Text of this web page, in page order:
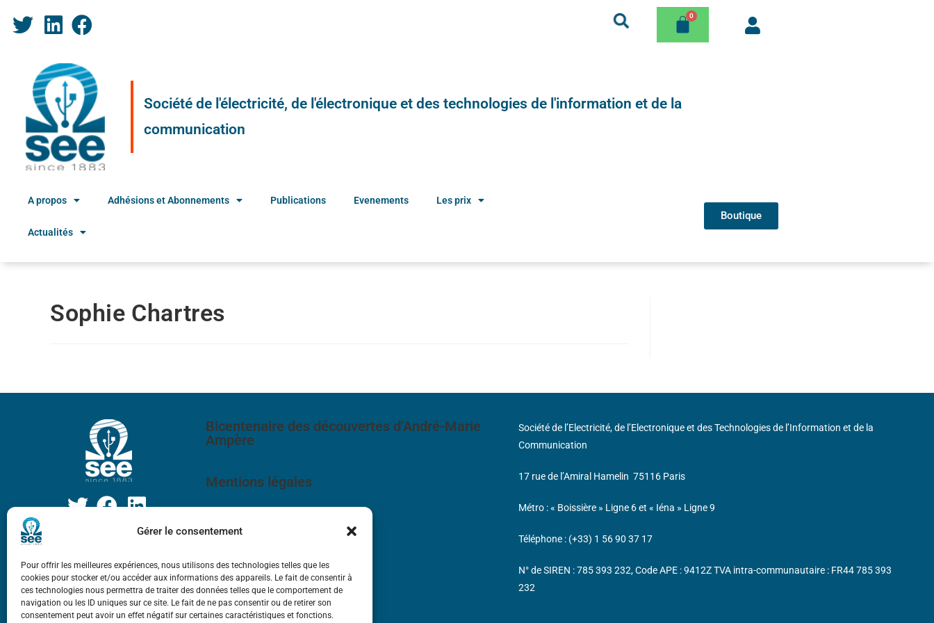
Gérer le consentement
Pour offrir les meilleures expériences, nous utilisons des technologies telles que les
cookies pour stocker et/ou accéder aux informations des appareils. Le fait de consentir à
ces technologies nous permettra de traiter des données telles que le comportement de
navigation ou les ID uniques sur ce site. Le fait de ne pas consentir ou de retirer son
consentement peut avoir un effet négatif sur certaines caractéristiques et fonctions.
Société de l'électricité, de l'électronique et des technologies de l'information et de la
communication
A propos Adhésions et Abonnements Publications Evenements Les prix
Actualités
Boutique
Sophie Chartres
Bicentenaire des découvertes d’André-Marie
Ampère
Mentions légales
Société de l’Electricité, de l’Electronique et des Technologies de l’Information et de la
Communication
17 rue de l’Amiral Hamelin 75116 Paris
Métro : « Boissière » Ligne 6 et « Iéna » Ligne 9
Téléphone : (+33) 1 56 90 37 17
N° de SIREN : 785 393 232, Code APE : 9412Z TVA intra-communautaire : FR44 785 393
232